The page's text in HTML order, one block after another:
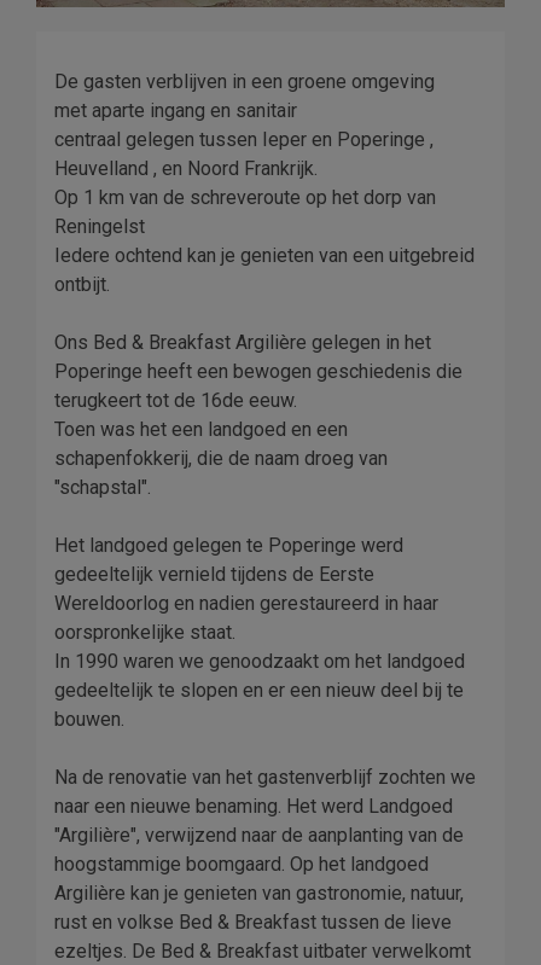
De gasten verblijven in een groene omgeving
met aparte ingang en sanitair
centraal gelegen tussen Ieper en Poperinge ,
Heuvelland , en Noord Frankrijk.
Op 1 km van de schreveroute op het dorp van
Reningelst
Iedere ochtend kan je genieten van een uitgebreid
ontbijt.
Ons Bed & Breakfast Argilière gelegen in het
Poperinge heeft een bewogen geschiedenis die
terugkeert tot de 16de eeuw.
Toen was het een landgoed en een
schapenfokkerij, die de naam droeg van
"schapstal".
Het landgoed gelegen te Poperinge werd
gedeeltelijk vernield tijdens de Eerste
Wereldoorlog en nadien gerestaureerd in haar
oorspronkelijke staat.
In 1990 waren we genoodzaakt om het landgoed
gedeeltelijk te slopen en er een nieuw deel bij te
bouwen.
Na de renovatie van het gastenverblijf zochten we
naar een nieuwe benaming. Het werd Landgoed
"Argilière", verwijzend naar de aanplanting van de
hoogstammige boomgaard. Op het landgoed
Argilière kan je genieten van gastronomie, natuur,
rust en volkse Bed & Breakfast tussen de lieve
ezeltjes. De Bed & Breakfast uitbater verwelkomt